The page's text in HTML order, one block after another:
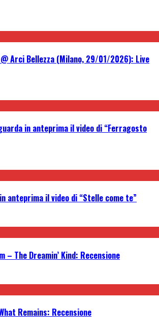
Arci Bellezza (Milano, 29/01/2026): Live
in anteprima il video di “Ferragosto
anteprima il video di “Stelle come te”
– The Dreamin’ Kind: Recensione
Remains: Recensione